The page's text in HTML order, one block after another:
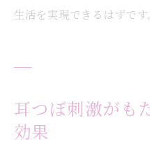
生活を実現できるはずです。
耳つぼ刺激がも
効果